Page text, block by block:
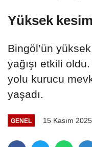
Yüksek
Bingöl’ün
yağışı etkili
yolu kurucu
yaşadı.
GENEL 15 Kasım